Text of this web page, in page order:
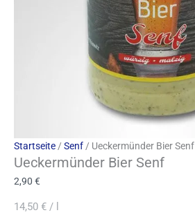
Startseite / Senf / Ueckermünder Bier Senf
Ueckermünder Bier Senf
2,90 €
14,50 € /